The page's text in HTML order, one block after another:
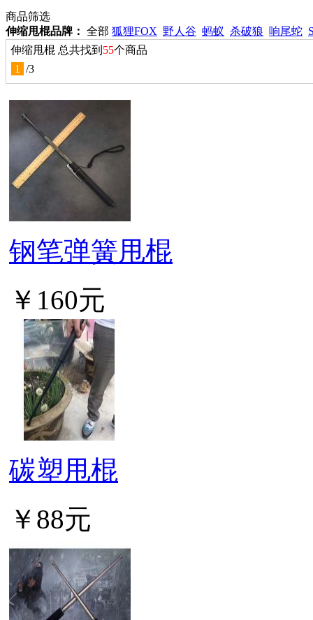
商品筛选
伸缩甩棍品牌： 全部 狐狸FOX 野人谷 蚂蚁 杀破狼 响尾蛇
伸缩甩棍 总共找到 55个商品
1
/3
钢笔弹簧甩棍
￥160元
碳塑甩棍
￥88元